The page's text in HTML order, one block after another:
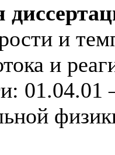
и
и